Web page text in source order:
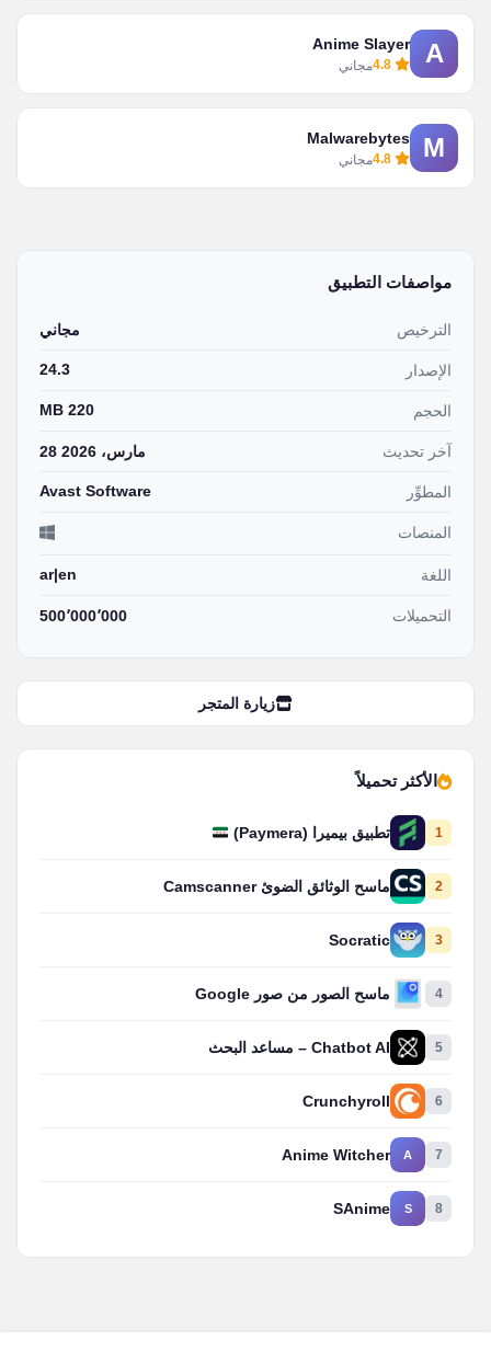
A
Anime Slayer
مجاني
M
Malwarebytes
مجاني
مواصفات التطبيق
الترخيص مجاني
الإصدار 24.3
الحجم 220 MB
آخر تحديث 28 مارس، 2026
المطوِّر Avast Software
المنصات
اللغة ar|en
التحميلات 500٬000٬000
زيارة المتجر
الأكثر تحميلاً
1 تطبيق بيميرا (Paymera)
2 ماسح الوثائق الضوئ Camscanner
3
Socratic
4 ماسح الصور من صور Google
5 Chatbot AI – مساعد البحث
6
Crunchyroll
7
A
Anime Witcher
8
S
SAnime